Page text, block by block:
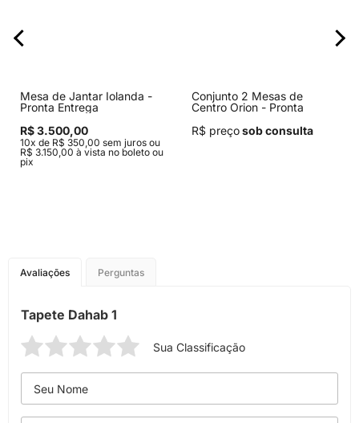
Mesa de Jantar Iolanda -
Pronta Entrega
R$ 3.500,00
10x de R$ 350,00 sem juros ou
R$ 3.150,00 à vista no boleto ou
pix
Conjunto 2 Mesas de
Centro Orion - Pronta
R$ preçosob consulta
Avaliações Perguntas
Tapete Dahab 1
Sua Classificação